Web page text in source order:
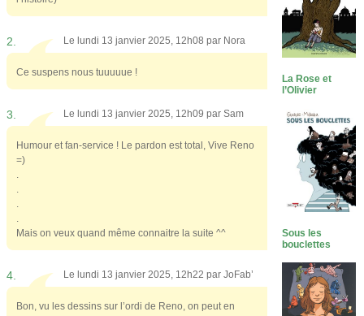
2. Le lundi 13 janvier 2025, 12h08 par Nora
Ce suspens nous tuuuuue !
3. Le lundi 13 janvier 2025, 12h09 par Sam
Humour et fan-service ! Le pardon est total, Vive Reno
=)
.
.
.
.
Mais on veux quand même connaitre la suite ^^
4. Le lundi 13 janvier 2025, 12h22 par JoFab’
Bon, vu les dessins sur l’ordi de Reno, on peut en
La Rose et
l’Olivier
Sous les
bouclettes